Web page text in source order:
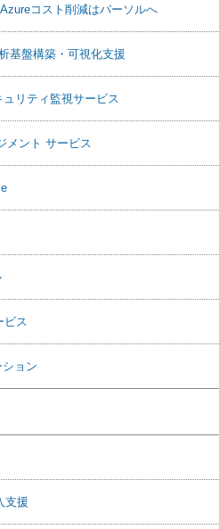
コスト削減はパーソルへ
基盤構築・可視化支援
リティ監視サービス
メント サービス
ビス
ョン
支援